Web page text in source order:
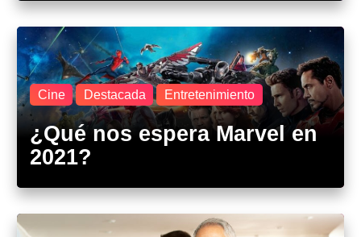
Cine Destacada Entretenimiento
¿Qué nos espera Marvel en
2021?